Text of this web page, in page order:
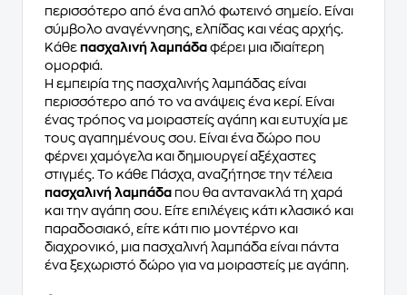
περισσότερο από ένα απλό φωτεινό σημείο. Είναι
σύμβολο αναγέννησης, ελπίδας και νέας αρχής.
Κάθε πασχαλινή λαμπάδα φέρει μια ιδιαίτερη
ομορφιά.
Η εμπειρία της πασχαλινής λαμπάδας είναι
περισσότερο από το να ανάψεις ένα κερί. Είναι
ένας τρόπος να μοιραστείς αγάπη και ευτυχία με
τους αγαπημένους σου. Είναι ένα δώρο που
φέρνει χαμόγελα και δημιουργεί αξέχαστες
στιγμές. Το κάθε Πάσχα, αναζήτησε την τέλεια
πασχαλινή λαμπάδα που θα αντανακλά τη χαρά
και την αγάπη σου. Είτε επιλέγεις κάτι κλασικό και
παραδοσιακό, είτε κάτι πιο μοντέρνο και
διαχρονικό, μια πασχαλινή λαμπάδα είναι πάντα
ένα ξεχωριστό δώρο για να μοιραστείς με αγάπη.